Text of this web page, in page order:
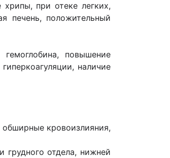
хрипы, при отеке легких,
печень, положительный
повышение
наличие
обширные кровоизлияния,
грудного отдела, нижней